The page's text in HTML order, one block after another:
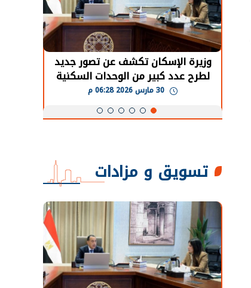
وزيرة الإسكان تكشف عن تصور جديد
لطرح عدد كبير من الوحدات السكنية
بنظام الإيجار
تسويق و مزادات